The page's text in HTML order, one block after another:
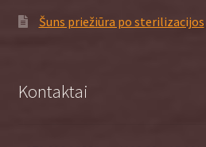
Šuns priežiūra po sterilizacijos
Kontaktai